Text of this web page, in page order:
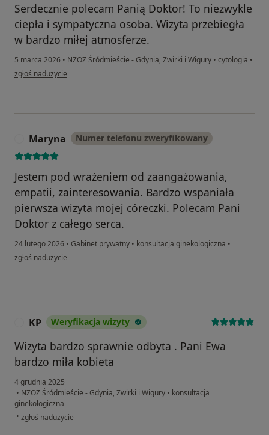
Serdecznie polecam Panią Doktor! To niezwykle
ciepła i sympatyczna osoba. Wizyta przebiegła
w bardzo miłej atmosferze.
5 marca 2026 • NZOZ Śródmieście - Gdynia, Żwirki i Wigury • cytologia •
w opinii użytkownika MN
zgłoś nadużycie
Maryna Numer telefonu zweryfikowany
Jestem pod wrażeniem od zaangażowania,
empatii, zainteresowania. Bardzo wspaniała
pierwsza wizyta mojej córeczki. Polecam Pani
Doktor z całego serca.
24 lutego 2026 • Gabinet prywatny • konsultacja ginekologiczna •
w opinii użytkownika Maryna
zgłoś nadużycie
KP Weryfikacja wizyty
Wizyta bardzo sprawnie odbyta . Pani Ewa
bardzo miła kobieta
4 grudnia 2025
• NZOZ Śródmieście - Gdynia, Żwirki i Wigury • konsultacja
ginekologiczna
• w opinii użytkownika KP
zgłoś nadużycie